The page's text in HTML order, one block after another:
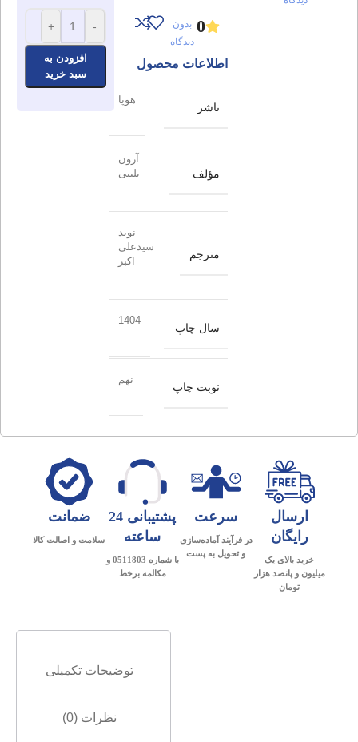
0 بدون
دیدگاه
اطلاعات محصول
ناشر
هوپا
مؤلف
آرون
بلیبی
مترجم
نوید
سیدعلی
اکبر
سال چاپ
1404
نوبت چاپ
نهم
-
+
افزودن به
سبد خرید
ارسال
رایگان
خرید بالای یک
میلیون و پانصد هزار
تومان
سرعت
در فرآیند آماده‌سازی
و تحویل به پست
پشتیبانی 24
ساعته
با شماره 0511803 و
مکالمه برخط
ضمانت
سلامت و اصالت کالا
توضیحات تکمیلی
نظرات (0)